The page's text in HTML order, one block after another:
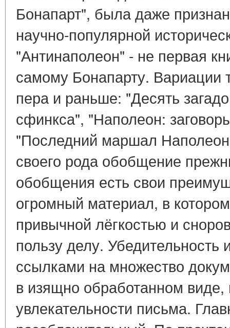
Бонапарт", была даже
научно-популярной
"Антинаполеон" - не первая
самому Бонапарту. Вариации
пера и раньше: "Десять
сфинкса", "Наполеон:
"Последний маршал
своего рода обобщение
обобщения есть свои
огромный материал, в
привычной лёгкостью и
пользу делу. Убедительность
ссылками на множество
в изящно обработанном
увлекательности письма.